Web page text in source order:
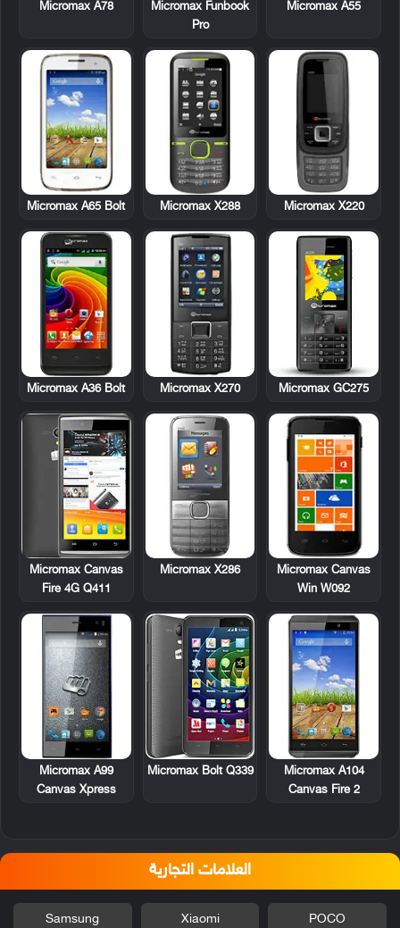
Micromax A55
Micromax Funbook
Pro
Micromax A78
Micromax X220
Micromax X288
Micromax A65 Bolt
Micromax GC275
Micromax X270
Micromax A36 Bolt
Micromax Canvas
Win W092
Micromax X286
Micromax Canvas
Fire 4G Q411
Micromax A104
Canvas Fire 2
Micromax Bolt Q339
Micromax A99
Canvas Xpress
العلامات التجارية
POCO
Xiaomi
Samsung